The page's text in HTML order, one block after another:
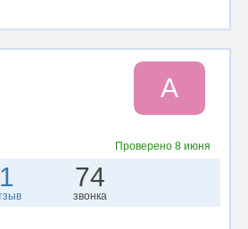
А
Проверено8 июня
1 74
звонка